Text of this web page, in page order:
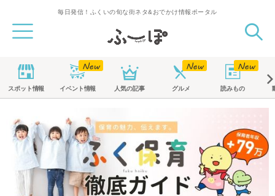
毎日発信！ふくいの旬な街ネタ&おでかけ情報ポータル
スポット情報 イベント情報 人気の記事 グルメ 読みもの